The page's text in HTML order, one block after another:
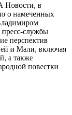
Новости, в
о намеченных
службы
перспектив
и Мали, включая
а также
повестки